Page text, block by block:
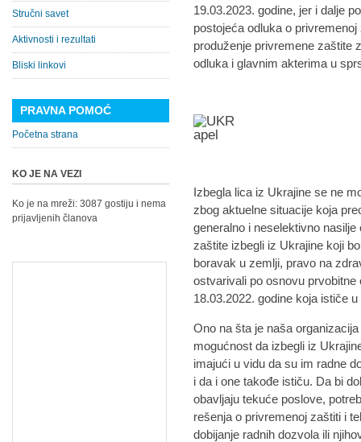
19.03.2023. godine, jer i dalje
postojeća odluka o
produženje privremene zaštite
odluka i glavnim akterima u
Izbegla lica iz Ukrajine se ne
zbog aktuelne situacije koja
generalno i neselektivno
zaštite izbegli iz Ukrajine koji
boravak u zemlji, pravo na
ostvarivali po osnovu
18.03.2022. godine koja ističe
Ono na šta je naša
mogućnost da izbegli iz
imajući u vidu da su im radne
i da i one takođe ističu. Da bi
obavljaju tekuće poslove,
rešenja o privremenoj zaštiti i
dobijanje radnih dozvola ili
Stručni savet
Aktivnosti i rezultati
Bliski linkovi
PRAVNA POMOĆ
Početna strana
KO JE NA VEZI
Ko je na mreži: 3087 gostiju i nema
prijavljenih članova